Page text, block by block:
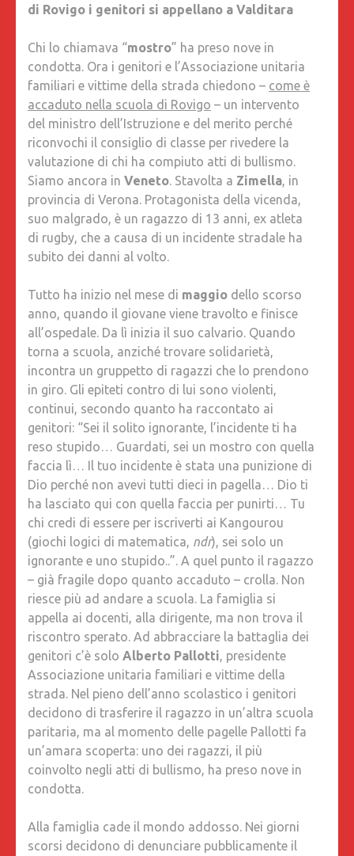
di Rovigo i genitori si appellano a Valditara
Chi lo chiamava “mostro” ha preso nove in
condotta. Ora i genitori e l’Associazione unitaria
familiari e vittime della strada chiedono – come è
accaduto nella scuola di Rovigo – un intervento
del ministro dell’Istruzione e del merito perché
riconvochi il consiglio di classe per rivedere la
valutazione di chi ha compiuto atti di bullismo.
Siamo ancora in Veneto. Stavolta a Zimella, in
provincia di Verona. Protagonista della vicenda,
suo malgrado, è un ragazzo di 13 anni, ex atleta
di rugby, che a causa di un incidente stradale ha
subito dei danni al volto.
Tutto ha inizio nel mese di maggio dello scorso
anno, quando il giovane viene travolto e finisce
all’ospedale. Da lì inizia il suo calvario. Quando
torna a scuola, anziché trovare solidarietà,
incontra un gruppetto di ragazzi che lo prendono
in giro. Gli epiteti contro di lui sono violenti,
continui, secondo quanto ha raccontato ai
genitori: “Sei il solito ignorante, l’incidente ti ha
reso stupido… Guardati, sei un mostro con quella
faccia lì… Il tuo incidente è stata una punizione di
Dio perché non avevi tutti dieci in pagella… Dio ti
ha lasciato qui con quella faccia per punirti… Tu
chi credi di essere per iscriverti ai Kangourou
(giochi logici di matematica, ndr), sei solo un
ignorante e uno stupido..”. A quel punto il ragazzo
– già fragile dopo quanto accaduto – crolla. Non
riesce più ad andare a scuola. La famiglia si
appella ai docenti, alla dirigente, ma non trova il
riscontro sperato. Ad abbracciare la battaglia dei
genitori c’è solo Alberto Pallotti, presidente
Associazione unitaria familiari e vittime della
strada. Nel pieno dell’anno scolastico i genitori
decidono di trasferire il ragazzo in un’altra scuola
paritaria, ma al momento delle pagelle Pallotti fa
un’amara scoperta: uno dei ragazzi, il più
coinvolto negli atti di bullismo, ha preso nove in
condotta.
Alla famiglia cade il mondo addosso. Nei giorni
scorsi decidono di denunciare pubblicamente il